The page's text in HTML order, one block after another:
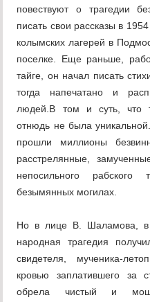
повествуют о трагедии
писать свои рассказы в
колымских лагерей в
поселке. Еще раньше,
тайге, он начал писать
тогда напечатано и
людей.В том и суть, что
отнюдь не была
прошли миллионы
расстрелянные,
непосильного
безымянных могилах.
Но в лице В. Шаламова, в
народная трагедия
свидетеля, мученика-
кровью заплатившего
обрела чистый и